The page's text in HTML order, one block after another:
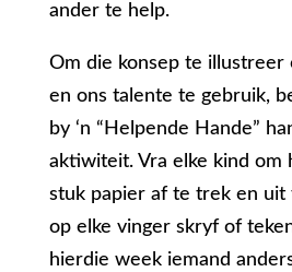
ander te help.
Om die konsep te illustreer
en ons talente te gebruik,
by ‘n “Helpende Hande”
aktiwiteit. Vra elke kind om
stuk papier af te trek en uit
op elke vinger skryf of
hierdie week iemand